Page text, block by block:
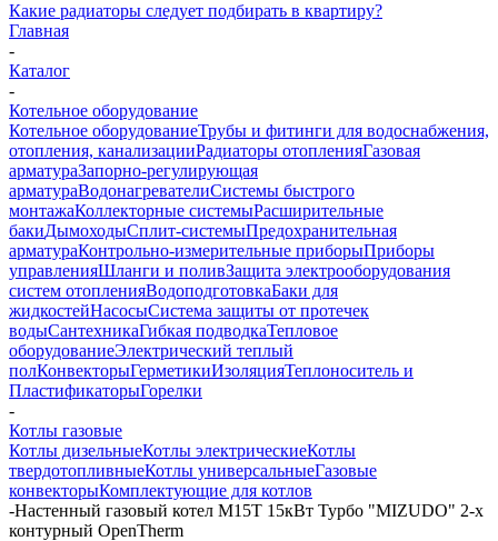
Какие радиаторы следует подбирать в квартиру?
Главная
-
Каталог
-
Котельное оборудование
Котельное оборудованиеТрубы и фитинги для водоснабжения,
отопления, канализацииРадиаторы отопленияГазовая
арматураЗапорно-регулирующая
арматураВодонагревателиСистемы быстрого
монтажаКоллекторные системыРасширительные
бакиДымоходыСплит-системыПредохранительная
арматураКонтрольно-измерительные приборыПриборы
управленияШланги и поливЗащита электрооборудования
систем отопленияВодоподготовкаБаки для
жидкостейНасосыСистема защиты от протечек
водыСантехникаГибкая подводкаТепловое
оборудованиеЭлектрический теплый
полКонвекторыГерметикиИзоляцияТеплоноситель и
ПластификаторыГорелки
-
Котлы газовые
Котлы дизельныеКотлы электрическиеКотлы
твердотопливныеКотлы универсальныеГазовые
конвекторыКомплектующие для котлов
-Настенный газовый котел М15Т 15кВт Турбо "MIZUDO" 2-х
контурный OpenTherm